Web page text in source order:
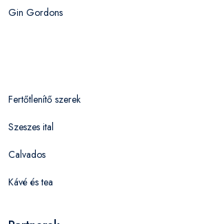
Gin Gordons
Fertőtlenítő szerek
Szeszes ital
Calvados
Kávé és tea